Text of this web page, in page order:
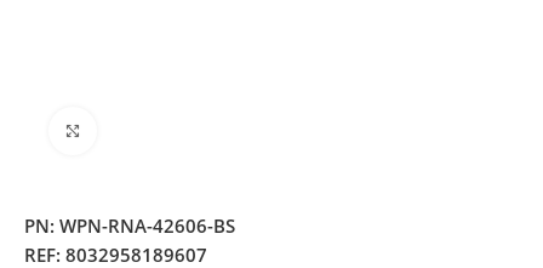
PN:WPN-RNA-42606-BS
REF:8032958189607